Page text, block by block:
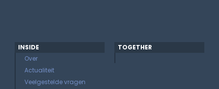
INSIDE
Over
Actualiteit
Veelgestelde vragen
TOGETHER